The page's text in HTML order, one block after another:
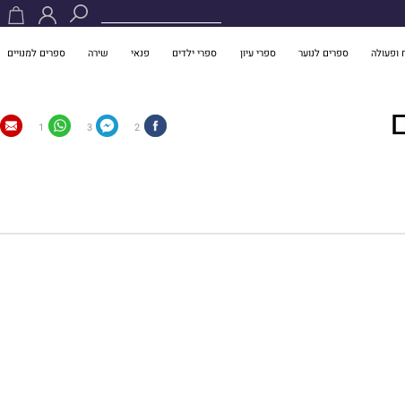
ופעולה ספרים לנוער ספרי עיון ספרי ילדים פנאי שירה ספרים למנויים
2
3
1